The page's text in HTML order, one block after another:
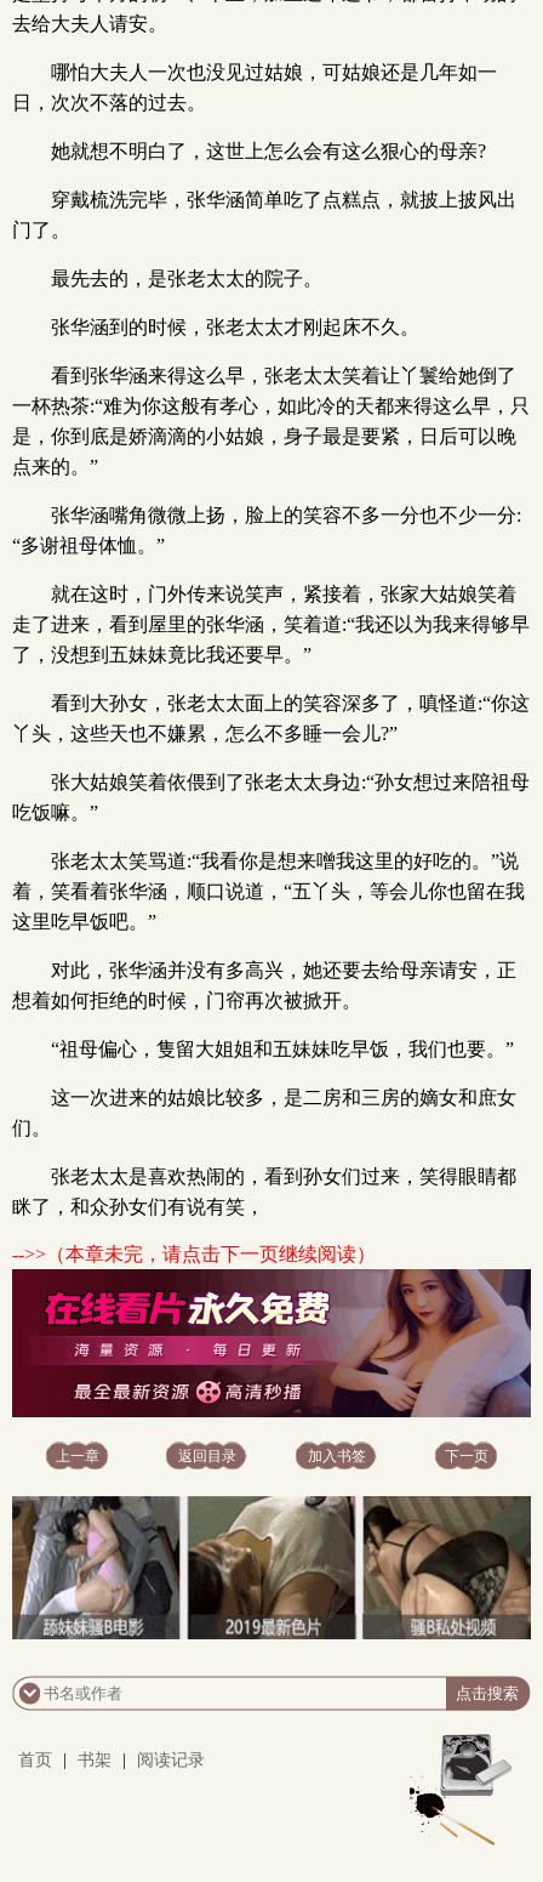
去给大夫人请安。
哪怕大夫人一次也没见过姑娘，可姑娘还是几年如一
日，次次不落的过去。
她就想不明白了，这世上怎么会有这么狠心的母亲?
穿戴梳洗完毕，张华涵简单吃了点糕点，就披上披风出
门了。
最先去的，是张老太太的院子。
张华涵到的时候，张老太太才刚起床不久。
看到张华涵来得这么早，张老太太笑着让丫鬟给她倒了
一杯热茶:“难为你这般有孝心，如此冷的天都来得这么早，只
是，你到底是娇滴滴的小姑娘，身子最是要紧，日后可以晚
点来的。”
张华涵嘴角微微上扬，脸上的笑容不多一分也不少一分:
“多谢祖母体恤。”
就在这时，门外传来说笑声，紧接着，张家大姑娘笑着
走了进来，看到屋里的张华涵，笑着道:“我还以为我来得够早
了，没想到五妹妹竟比我还要早。”
看到大孙女，张老太太面上的笑容深多了，嗔怪道:“你这
丫头，这些天也不嫌累，怎么不多睡一会儿?”
张大姑娘笑着依偎到了张老太太身边:“孙女想过来陪祖母
吃饭嘛。”
张老太太笑骂道:“我看你是想来噌我这里的好吃的。”说
着，笑看着张华涵，顺口说道，“五丫头，等会儿你也留在我
这里吃早饭吧。”
对此，张华涵并没有多高兴，她还要去给母亲请安，正
想着如何拒绝的时候，门帘再次被掀开。
“祖母偏心，隻留大姐姐和五妹妹吃早饭，我们也要。”
这一次进来的姑娘比较多，是二房和三房的嫡女和庶女
们。
张老太太是喜欢热闹的，看到孙女们过来，笑得眼睛都
眯了，和众孙女们有说有笑，
-->>（本章未完，请点击下一页继续阅读）
上一章 返回目录 加入书签 下一页
首页 书架 阅读记录